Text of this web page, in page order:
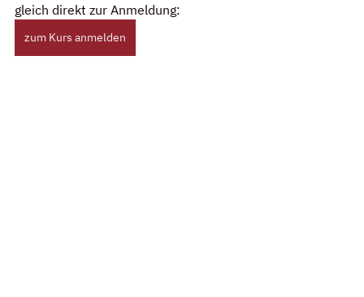
gleich direkt zur Anmeldung:
zum Kurs anmelden